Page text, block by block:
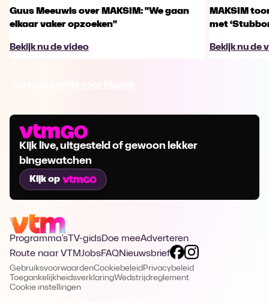
Guus Meeuwis over MAKSIM: "We gaan
elkaar vaker opzoeken"
Bekijk nu de video
MAKSIM
met
Bekijk nu de
Kijk live, uitgesteld of gewoon lekker
bingewatchen
Kijk op
Programma's TV-gidsDoe meeAdverteren
Route naar VTMJobsFAQNieuwsbrief
GebruiksvoorwaardenCookiebeleid Privacybeleid
ToegankelijkheidsverklaringWedstrijdreglement
Cookie instellingen